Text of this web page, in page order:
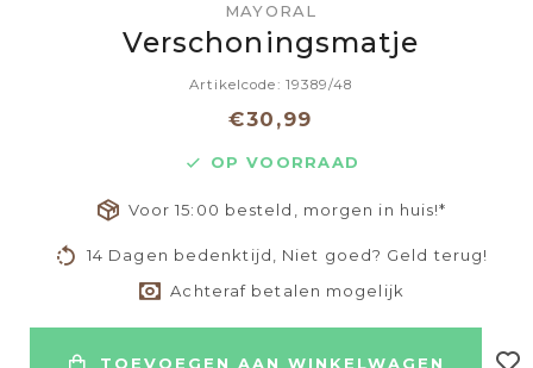
MAYORAL
Verschoningsmatje
Artikelcode: 19389/48
€30,99
OP VOORRAAD
Voor 15:00 besteld, morgen in huis!*
14 Dagen bedenktijd, Niet goed? Geld terug!
Achteraf betalen mogelijk
TOEVOEGEN AAN WINKELWAGEN